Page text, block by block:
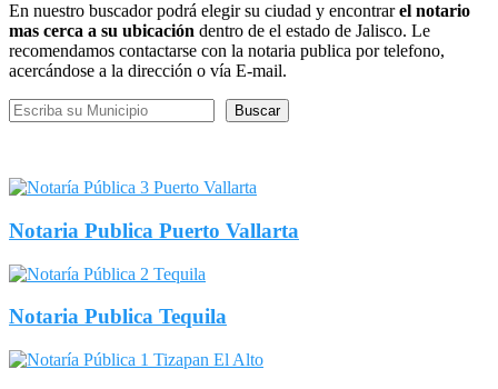
En nuestro buscador podrá elegir su ciudad y encontrarel notario
mas cerca a su ubicación dentro de el estado de Jalisco. Le
recomendamos contactarse con la notaria publica por telefono,
acercándose a la dirección o vía E-mail.
Buscar
Buscar
Notaria Publica Puerto Vallarta
Notaria Publica Tequila